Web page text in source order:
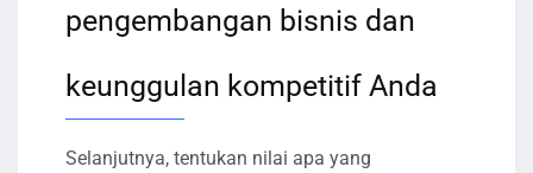
pengembangan bisnis dan
keunggulan kompetitif Anda
Selanjutnya, tentukan nilai apa yang